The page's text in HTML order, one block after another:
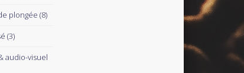
plongée (8)
(3)
audio-visuel